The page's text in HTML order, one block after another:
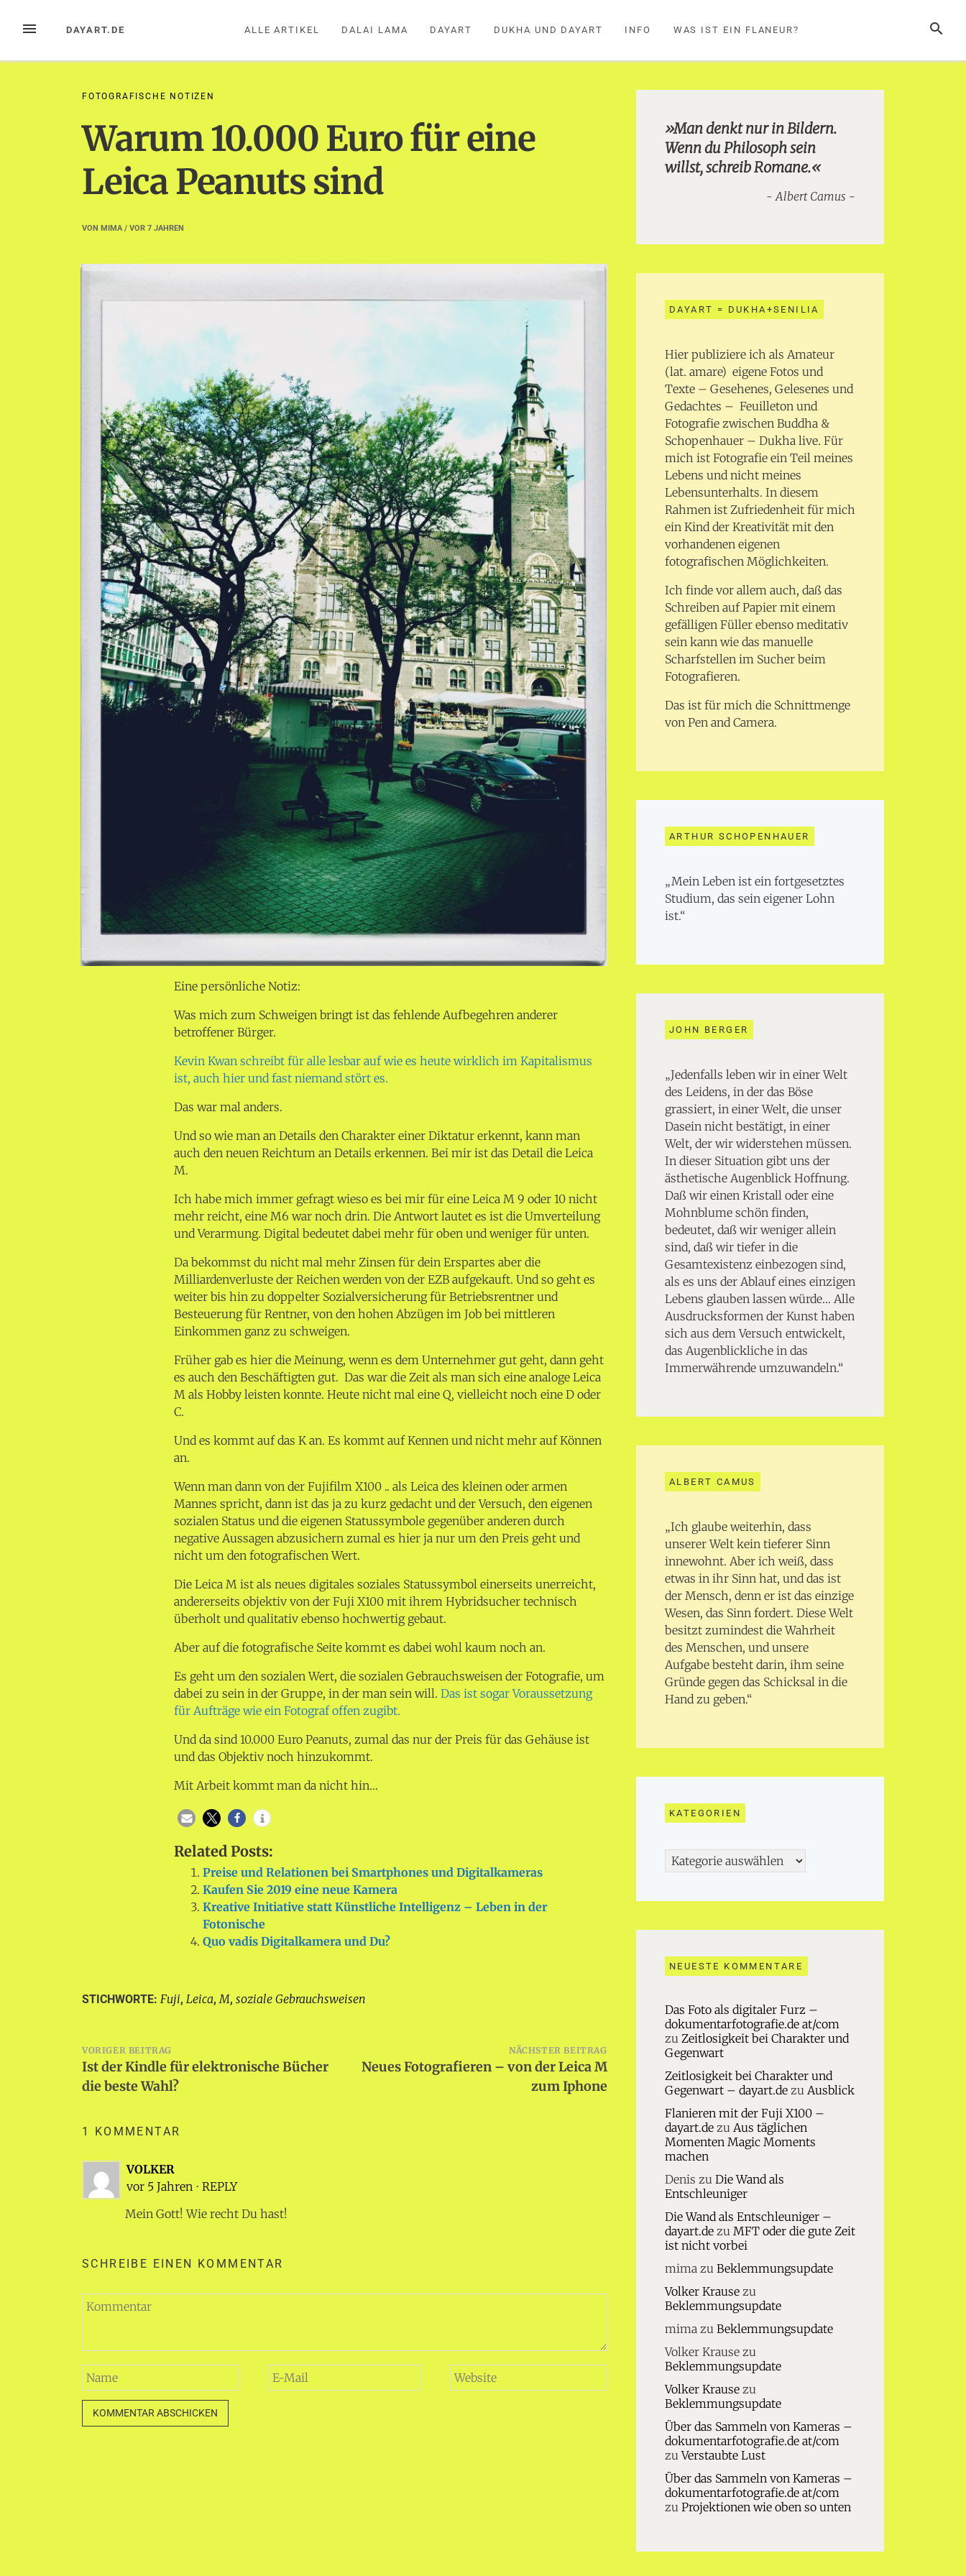
InhaltMENÜ SUCHE
DAYART.DE ALLE ARTIKEL DALAI LAMA DAYART DUKHA UND DAYART INFO WAS IST EIN FLANEUR?
FOTOGRAFISCHE NOTIZEN
Warum 10.000 Euro für eine
Leica Peanuts sind
VON MIMA/ VOR 7 JAHREN
Eine persönliche Notiz:
Was mich zum Schweigen bringt ist das fehlende Aufbegehren anderer
betroffener Bürger.
Kevin Kwan schreibt für alle lesbar auf wie es heute wirklichim Kapitalismus
ist, auch hier und fast niemand stört es.
Das war mal anders.
Und so wie man an Details den Charakter einer Diktatur erkennt, kann man
auch den neuen Reichtum an Details erkennen. Bei mir ist das Detail die Leica
M.
Ich habe mich immer gefragt wieso es bei mir für eine Leica M 9 oder 10 nicht
mehr reicht, eine M6 war noch drin. Die Antwort lautet es ist die Umverteilung
und Verarmung. Digital bedeutet dabei mehr für oben und weniger für unten.
Da bekommst du nicht mal mehr Zinsen für dein Erspartes aber die
Milliardenverluste der Reichen werden von der EZB aufgekauft. Und so geht es
weiter bis hin zu doppelter Sozialversicherung für Betriebsrentner und
Besteuerung für Rentner, von den hohen Abzügen im Job bei mittleren
Einkommen ganz zu schweigen.
Früher gab es hier die Meinung, wenn es dem Unternehmer gut geht, dann geht
es auch den Beschäftigten gut. Das war die Zeit als man sich eine analoge Leica
M als Hobby leisten konnte. Heute nicht mal eine Q, vielleicht noch eine D oder
C.
Und es kommt auf das K an. Es kommt auf Kennen und nicht mehr auf Können
an.
Wenn man dann von der Fujifilm X100 .. als Leica des kleinen oder armen
Mannes spricht, dann ist das ja zu kurz gedacht und der Versuch, den eigenen
sozialen Status und die eigenen Statussymbole gegenüber anderen durch
negative Aussagen abzusichern zumal es hier ja nur um den Preis geht und
nicht um den fotografischen Wert.
Die Leica M ist als neues digitales soziales Statussymbol einerseits unerreicht,
andererseits objektiv von der Fuji X100 mit ihrem Hybridsucher technisch
überholt und qualitativ ebenso hochwertig gebaut.
Aber auf die fotografische Seite kommt es dabei wohl kaum noch an.
Es geht um den sozialen Wert, die sozialen Gebrauchsweisen der Fotografie, um
dabei zu sein in der Gruppe, in der man sein will.Das ist sogar Voraussetzung
für Aufträge wie ein Fotograf offen zugibt.
Und da sind 10.000 Euro Peanuts, zumal das nur der Preis für das Gehäuse ist
und das Objektiv noch hinzukommt.
Mit Arbeit kommt man da nicht hin…
Related Posts:
Preise und Relationen bei Smartphones und Digitalkameras
Kaufen Sie 2019 eine neue Kamera
Kreative Initiative statt Künstliche Intelligenz – Leben in der
Fotonische
Quo vadis Digitalkamera und Du?
STICHWORTE: Fuji, Leica,M, soziale Gebrauchsweisen
Beitragsnavigation
VORIGER BEITRAG
Ist der Kindle für elektronische Bücher
die beste Wahl?
NÄCHSTER BEITRAG
Neues Fotografieren – von der Leica M
zum Iphone
1 KOMMENTAR
VOLKER
vor 5 Jahren ⋅ REPLY
Mein Gott! Wie recht Du hast!
SCHREIBE EINEN KOMMENTAR
»Man denkt nur in Bildern.
Wenn du Philosoph sein
willst, schreib Romane.«
Albert Camus
DAYART = DUKHA+SENILIA
Hier publiziere ich als Amateur
(lat. amare) eigene Fotos und
Texte – Gesehenes, Gelesenes und
Gedachtes – Feuilleton und
Fotografie zwischen Buddha &
Schopenhauer – Dukha live. Für
mich ist Fotografie ein Teil meines
Lebens und nicht meines
Lebensunterhalts. In diesem
Rahmen ist Zufriedenheit für mich
ein Kind der Kreativität mit den
vorhandenen eigenen
fotografischen Möglichkeiten.
Ich finde vor allem auch, daß das
Schreiben auf Papier mit einem
gefälligen Füller ebenso meditativ
sein kann wie das manuelle
Scharfstellen im Sucher beim
Fotografieren.
Das ist für mich die Schnittmenge
von Pen and Camera.
ARTHUR SCHOPENHAUER
„Mein Leben ist ein fortgesetztes
Studium, das sein eigener Lohn
ist.“
JOHN BERGER
„Jedenfalls leben wir in einer Welt
des Leidens, in der das Böse
grassiert, in einer Welt, die unser
Dasein nicht bestätigt, in einer
Welt, der wir widerstehen müssen.
In dieser Situation gibt uns der
ästhetische Augenblick Hoffnung.
Daß wir einen Kristall oder eine
Mohnblume schön finden,
bedeutet, daß wir weniger allein
sind, daß wir tiefer in die
Gesamtexistenz einbezogen sind,
als es uns der Ablauf eines einzigen
Lebens glauben lassen würde… Alle
Ausdrucksformen der Kunst haben
sich aus dem Versuch entwickelt,
das Augenblickliche in das
Immerwährende umzuwandeln.“
ALBERT CAMUS
„Ich glaube weiterhin, dass
unserer Welt kein tieferer Sinn
innewohnt. Aber ich weiß, dass
etwas in ihr Sinn hat, und das ist
der Mensch, denn er ist das einzige
Wesen, das Sinn fordert. Diese Welt
besitzt zumindest die Wahrheit
des Menschen, und unsere
Aufgabe besteht darin, ihm seine
Gründe gegen das Schicksal in die
Hand zu geben.“
KATEGORIEN
Kategorien
NEUESTE KOMMENTARE
Das Foto als digitaler Furz –
dokumentarfotografie.de at/com
zu Zeitlosigkeit bei Charakter und
Gegenwart
Zeitlosigkeit bei Charakter und
Gegenwart – dayart.dezu Ausblick
Flanieren mit der Fuji X100 –
dayart.dezu Aus täglichen
Momenten Magic Moments
machen
Denis zu Die Wand als
Entschleuniger
Die Wand als Entschleuniger –
dayart.dezu MFT oder die gute Zeit
ist nicht vorbei
mimazu Beklemmungsupdate
Volker Krausezu
Beklemmungsupdate
mimazu Beklemmungsupdate
Volker Krausezu
Beklemmungsupdate
Volker Krausezu
Beklemmungsupdate
Über das Sammeln von Kameras –
dokumentarfotografie.de at/com
zuVerstaubte Lust
Über das Sammeln von Kameras –
dokumentarfotografie.de at/com
zu Projektionen wie oben so unten